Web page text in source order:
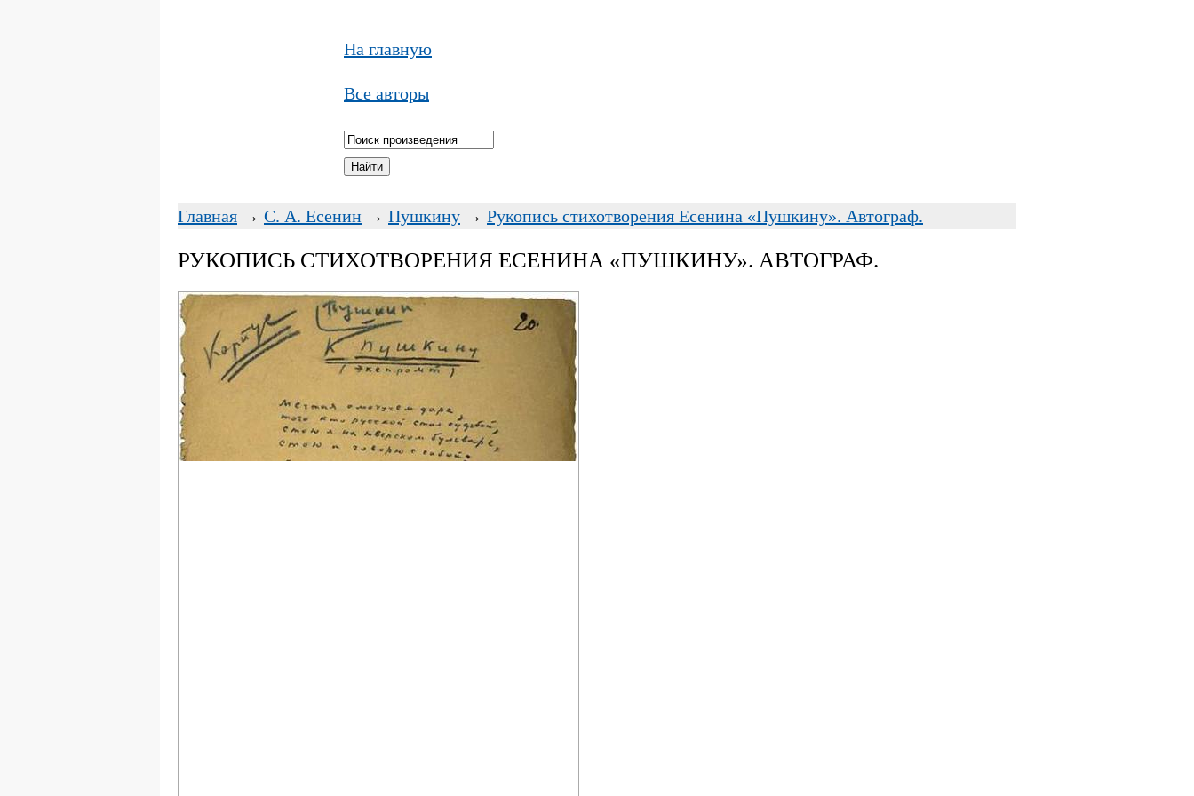
На главную
Все авторы
Главная → С. А. Есенин → Пушкину → Рукопись стихотворения Есенина «Пушкину». Автограф.
РУКОПИСЬ СТИХОТВОРЕНИЯ ЕСЕНИНА «ПУШКИНУ». АВТОГРАФ.